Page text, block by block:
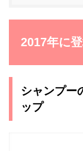
2017年に
シャンプー
ップ